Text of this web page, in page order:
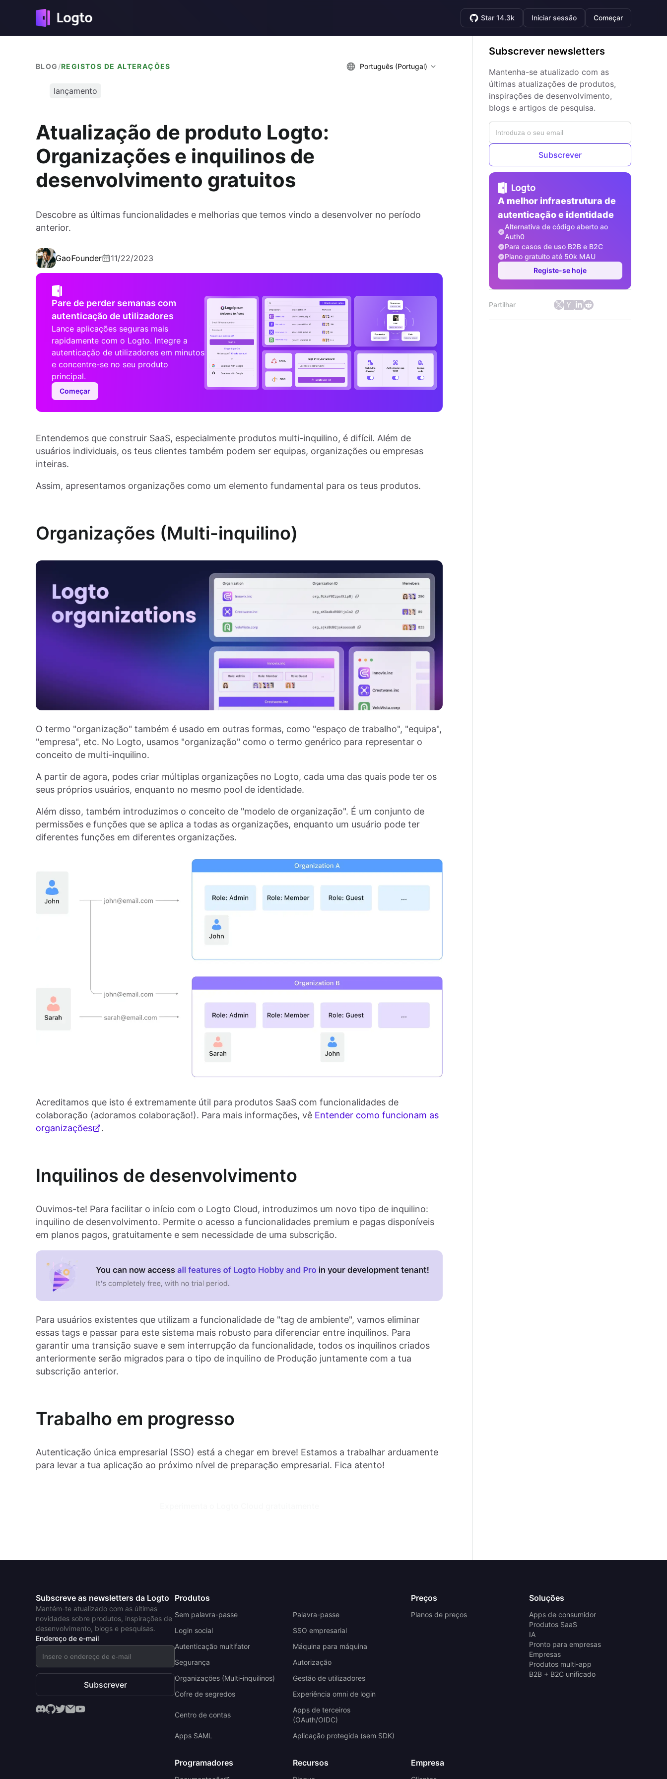
Star 14.3k Iniciar sessão Começar
BLOG /REGISTOS DE ALTERAÇÕES Português (Portugal)
lançamento
Atualização de produto Logto:
Organizações e inquilinos de
desenvolvimento gratuitos
Descobre as últimas funcionalidades e melhorias que temos vindo a desenvolver no período
anterior.
GaoFounder 11/22/2023
Pare de perder semanas com
autenticação de utilizadores
Lance aplicações seguras mais
rapidamente com o Logto. Integre a
autenticação de utilizadores em minutos
e concentre-se no seu produto
principal.
Começar
Entendemos que construir SaaS, especialmente produtos multi-inquilino, é difícil. Além de
usuários individuais, os teus clientes também podem ser equipas, organizações ou empresas
inteiras.
Assim, apresentamos organizações como um elemento fundamental para os teus produtos.
Organizações (Multi-inquilino)
O termo "organização" também é usado em outras formas, como "espaço de trabalho", "equipa",
"empresa", etc. No Logto, usamos "organização" como o termo genérico para representar o
conceito de multi-inquilino.
A partir de agora, podes criar múltiplas organizações no Logto, cada uma das quais pode ter os
seus próprios usuários, enquanto no mesmo pool de identidade.
Além disso, também introduzimos o conceito de "modelo de organização". É um conjunto de
permissões e funções que se aplica a todas as organizações, enquanto um usuário pode ter
diferentes funções em diferentes organizações.
Acreditamos que isto é extremamente útil para produtos SaaS com funcionalidades de
colaboração (adoramos colaboração!). Para mais informações, vê Entender como funcionam as
organizações
.
Inquilinos de desenvolvimento
Ouvimos-te! Para facilitar o início com o Logto Cloud, introduzimos um novo tipo de inquilino:
inquilino de desenvolvimento. Permite o acesso a funcionalidades premium e pagas disponíveis
em planos pagos, gratuitamente e sem necessidade de uma subscrição.
Para usuários existentes que utilizam a funcionalidade de "tag de ambiente", vamos eliminar
essas tags e passar para este sistema mais robusto para diferenciar entre inquilinos. Para
garantir uma transição suave e sem interrupção da funcionalidade, todos os inquilinos criados
anteriormente serão migrados para o tipo de inquilino de Produção juntamente com a tua
subscrição anterior.
Trabalho em progresso
Autenticação única empresarial (SSO) está a chegar em breve! Estamos a trabalhar arduamente
para levar a tua aplicação ao próximo nível de preparação empresarial. Fica atento!
Subscrever newsletters
Mantenha-se atualizado com as
últimas atualizações de produtos,
inspirações de desenvolvimento,
blogs e artigos de pesquisa.
Subscrever
A melhor infraestrutura de
autenticação e identidade
Alternativa de código aberto ao
Auth0
Para casos de uso B2B e B2C
Plano gratuito até 50k MAU
Registe-se hoje
Partilhar
Subscreve as newsletters da Logto
Mantém-te atualizado com as últimas
novidades sobre produtos, inspirações de
desenvolvimento, blogs e pesquisas.
Endereço de e-mail
Subscrever
Produtos
Sem palavra-passe
Palavra-passe
Login social
SSO empresarial
Autenticação multifator
Máquina para máquina
Segurança
Autorização
Organizações (Multi-inquilinos)
Gestão de utilizadores
Cofre de segredos
Experiência omni de login
Centro de contas
Apps de terceiros
(OAuth/OIDC)
Apps SAML
Aplicação protegida (sem SDK)
Preços
Planos de preços
Soluções
Apps de consumidor
Produtos SaaS
IA
Pronto para empresas
Empresas
Produtos multi-app
B2B + B2C unificado
Programadores Recursos Empresa